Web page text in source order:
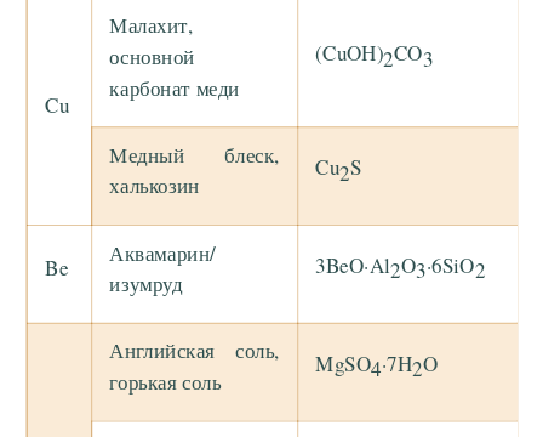
Cu
Малахит,
основной
карбонат меди
(CuOH)2CO3
Медный блеск,
халькозин
Cu2S
Be
Аквамарин/
изумруд
3BeO·Al2O3·6SiO2
Английская соль,
горькая соль
MgSO4·7H2O